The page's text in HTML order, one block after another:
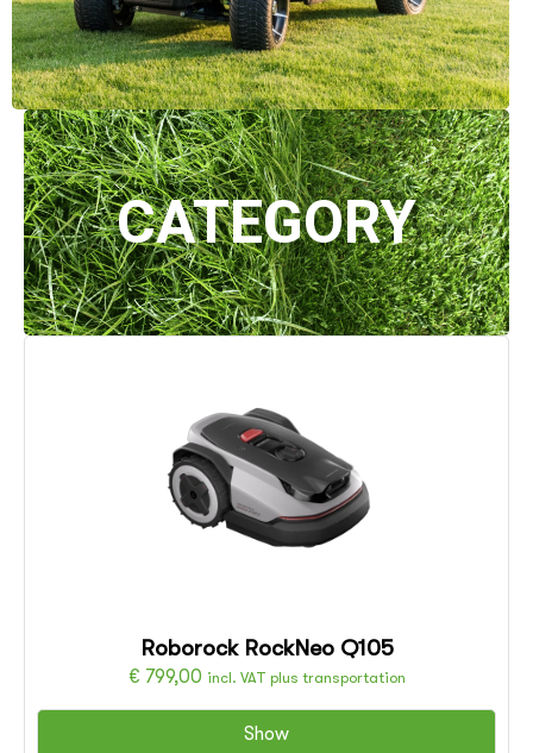
CATEGORY
Roborock RockNeo Q105
€ 799,00 incl. VAT plus transportation
Show